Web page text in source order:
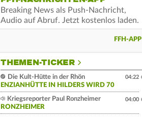
Breaking News als Push-Nachricht,
Audio auf Abruf. Jetzt kostenlos laden.
FFH-APP
THEMEN-TICKER
Die Kult-Hütte in der Rhön
ENZIANHÜTTE IN HILDERS WIRD 70
04:22
Kriegsreporter Paul Ronzheimer
RONZHEIMER
04:00